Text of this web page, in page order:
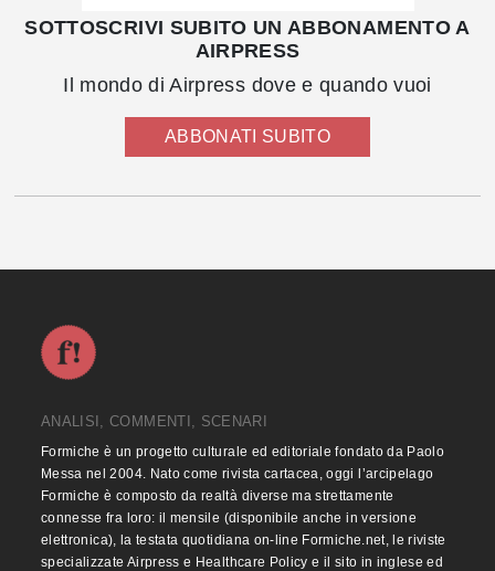
SOTTOSCRIVI SUBITO UN ABBONAMENTO A
AIRPRESS
Il mondo di Airpress dove e quando vuoi
ABBONATI SUBITO
ANALISI, COMMENTI, SCENARI
Formiche è un progetto culturale ed editoriale fondato da Paolo
Messa nel 2004. Nato come rivista cartacea, oggi l’arcipelago
Formiche è composto da realtà diverse ma strettamente
connesse fra loro: il mensile (disponibile anche in versione
elettronica), la testata quotidiana on-line Formiche.net, le riviste
specializzate Airpress e Healthcare Policy e il sito in inglese ed